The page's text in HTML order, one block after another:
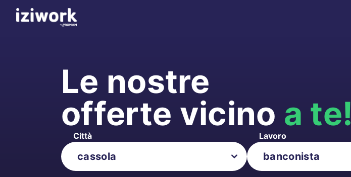
Le nostre
offerte vicino a te!
Città Lavoro